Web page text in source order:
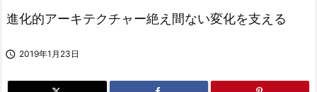
進化的アーキテクチャー絶え間ない変化を支える
 2019年1月23日